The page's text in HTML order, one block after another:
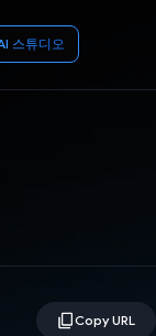
스튜디오